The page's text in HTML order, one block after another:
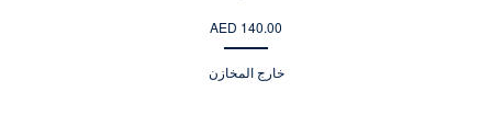
AED 140.00
خارج المخازن